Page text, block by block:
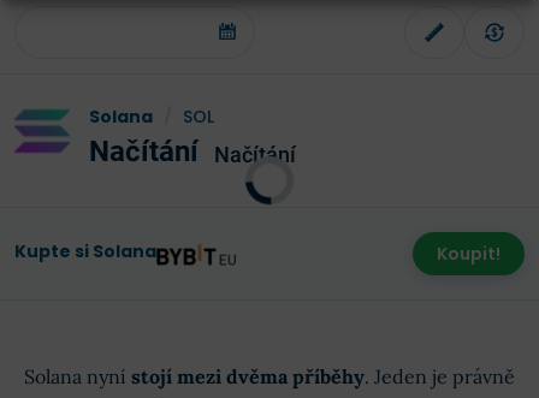
Solana SOL
Načítání Načítání
Kupte si Solana Koupit!
Solana nyní stojí mezi dvěma příběhy. Jeden je právně